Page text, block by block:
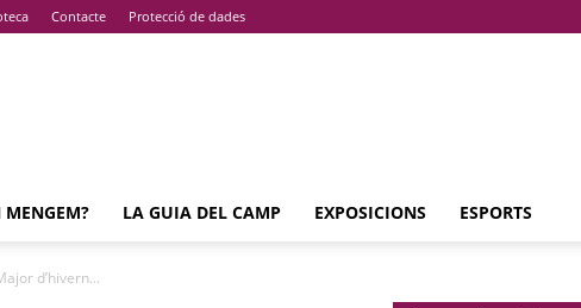
Contacte Protecció de dades
MENGEM? LA GUIA DEL CAMP EXPOSICIONS ESPORTS
d’hivern...